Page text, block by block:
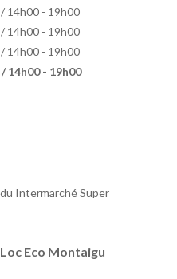
14h00 - 19h00
14h00 - 19h00
14h00 - 19h00
14h00 - 19h00
Intermarché Super
Eco Montaigu